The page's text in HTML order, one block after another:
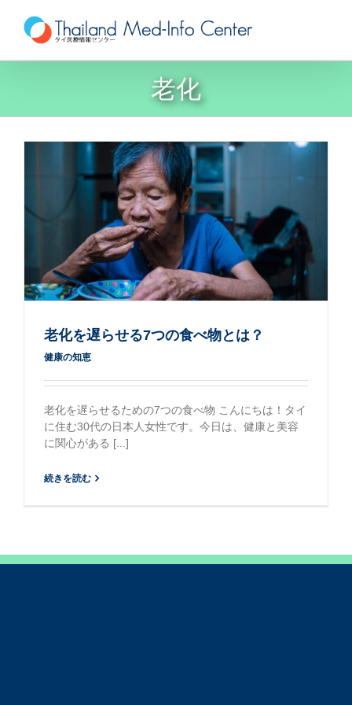
content
老化
老化を遅らせる7つの食べ物とは？
健康の知恵
老化を遅らせるための7つの食べ物 こんにちは！タイ
に住む30代の日本人女性です。今日は、健康と美容
に関心がある [...]
続きを読む